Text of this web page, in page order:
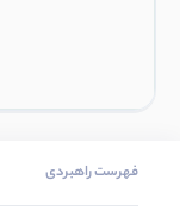
فهرست راهبردی